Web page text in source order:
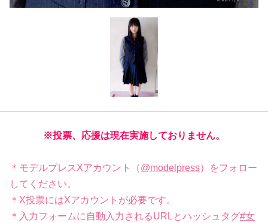
※投票、応援は現在実施しておりません。
＊モデルプレスXアカウント（@modelpress）をフォロー
してください。
＊X投票にはXアカウントが必要です。
＊入力フォームに自動入力されるURLとハッシュタグ#女